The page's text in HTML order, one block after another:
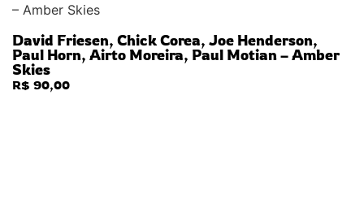
– Amber Skies
David Friesen, Chick Corea, Joe Henderson,
Paul Horn, Airto Moreira, Paul Motian – Amber
Skies
R$ 90,00